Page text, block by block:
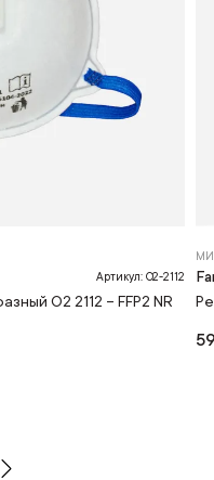
Артикул: О2-2112
О2 2112 – FFP2 NR